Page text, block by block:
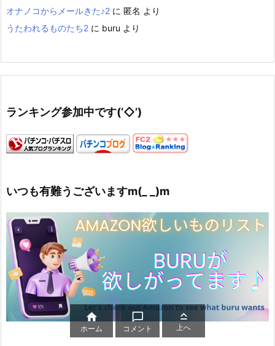
オナノコからメールきた♪2 に 匿名 より
うたわれるものたち2 に buru より
ランキング参加中です(‘◇’)ゞ
いつも有難うございますm(_ _)m

ホーム

コメント

上へ